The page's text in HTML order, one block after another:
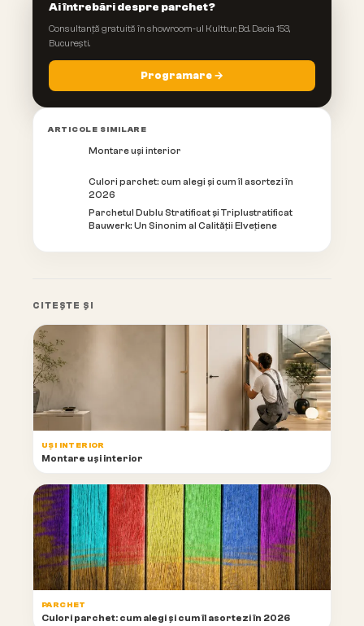
Ai întrebări despre parchet?
Consultanță gratuită în showroom-ul Kulttur, Bd. Dacia 153,
București.
Programare →
ARTICOLE SIMILARE
Montare uși interior
Culori parchet: cum alegi și cum îl asortezi în
2026
Parchetul Dublu Stratificat și Triplustratificat
Bauwerk: Un Sinonim al Calității Elvețiene
CITEȘTE ȘI
UȘI INTERIOR
Montare uși interior
PARCHET
Culori parchet: cum alegi și cum îl asortezi în 2026